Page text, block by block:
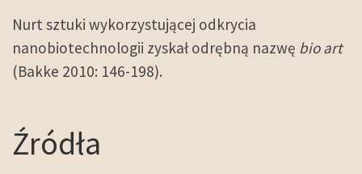
Nurt sztuki wykorzystującej odkrycia
nanobiotechnologii zyskał odrębną nazwę bio art
(Bakke 2010: 146-198).
Źródła